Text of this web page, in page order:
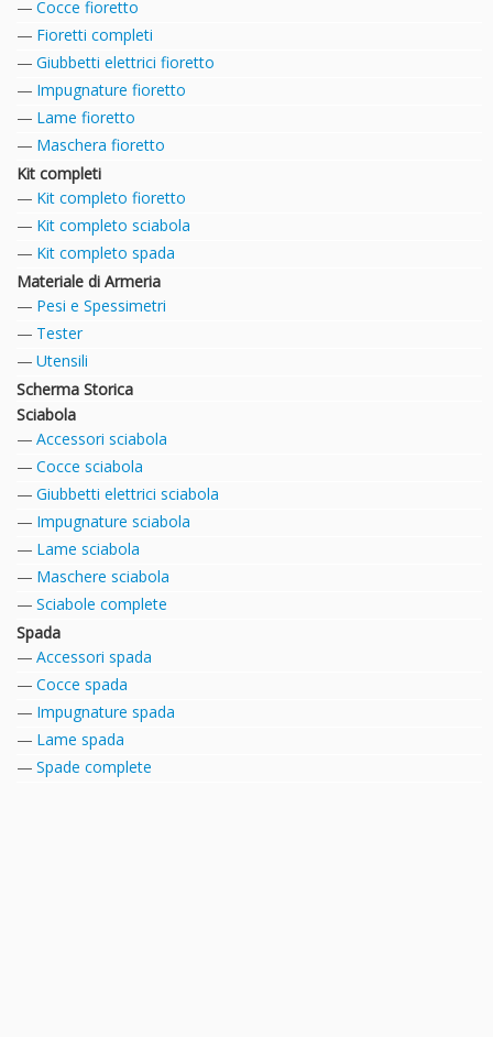
Cocce fioretto
Fioretti completi
Giubbetti elettrici fioretto
Impugnature fioretto
Lame fioretto
Maschera fioretto
Kit completi
Kit completo fioretto
Kit completo sciabola
Kit completo spada
Materiale di Armeria
Pesi e Spessimetri
Tester
Utensili
Scherma Storica
Sciabola
Accessori sciabola
Cocce sciabola
Giubbetti elettrici sciabola
Impugnature sciabola
Lame sciabola
Maschere sciabola
Sciabole complete
Spada
Accessori spada
Cocce spada
Impugnature spada
Lame spada
Spade complete